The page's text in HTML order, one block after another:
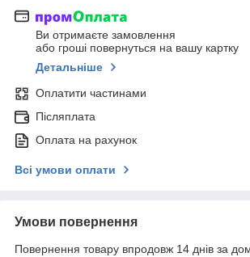
Ви отримаєте замовлення
або гроші повернуться на вашу картку
Детальніше
Оплатити частинами
Післяплата
Оплата на рахунок
Всі умови оплати
Умови повернення
Повернення товару впродовж 14 днів за